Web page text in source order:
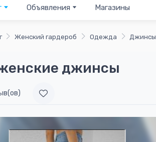
Объявления Магазины
Женский гардероб Одежда Джинсы
джинсы